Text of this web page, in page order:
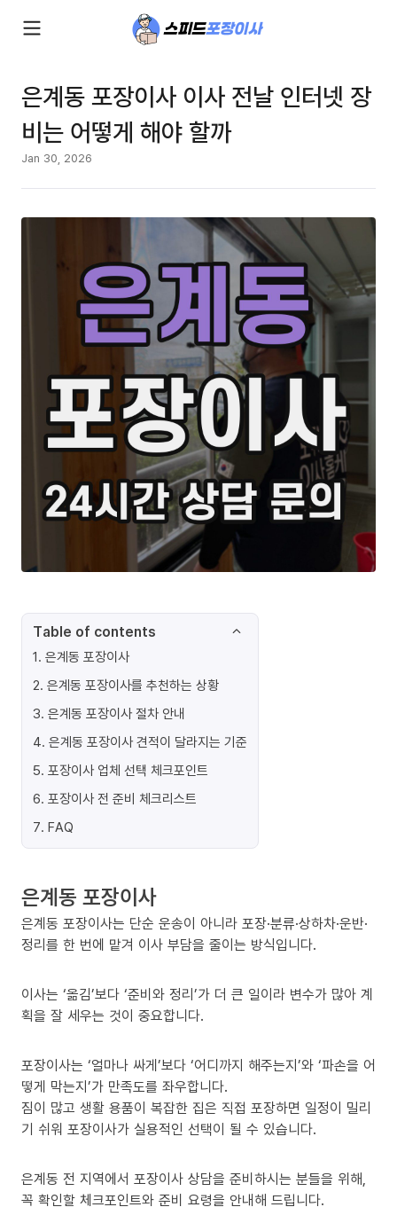
은계동 포장이사 이사 전날 인터넷 장
비는 어떻게 해야 할까
Jan 30, 2026
Table of contents
1. 은계동 포장이사
2. 은계동 포장이사를 추천하는 상황
3. 은계동 포장이사 절차 안내
4. 은계동 포장이사 견적이 달라지는 기준
5. 포장이사 업체 선택 체크포인트
6. 포장이사 전 준비 체크리스트
7. FAQ
은계동 포장이사
은계동 포장이사는 단순 운송이 아니라 포장·분류·상하차·운반·
정리를 한 번에 맡겨 이사 부담을 줄이는 방식입니다.
이사는 ‘옮김’보다 ‘준비와 정리’가 더 큰 일이라 변수가 많아 계
획을 잘 세우는 것이 중요합니다.
포장이사는 ‘얼마나 싸게’보다 ‘어디까지 해주는지’와 ‘파손을 어
떻게 막는지’가 만족도를 좌우합니다.
짐이 많고 생활 용품이 복잡한 집은 직접 포장하면 일정이 밀리
기 쉬워 포장이사가 실용적인 선택이 될 수 있습니다.
은계동 전 지역에서 포장이사 상담을 준비하시는 분들을 위해,
꼭 확인할 체크포인트와 준비 요령을 안내해 드립니다.